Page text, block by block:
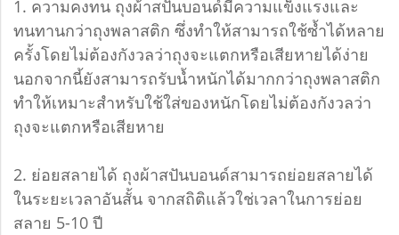
1. ความคงทน ถุงผ้าสปันบอนด์มีความแข็งแรงและ
ทนทานกว่าถุงพลาสติก ซึ่งทำให้สามารถใช้ซ้ำได้หลาย
ครั้งโดยไม่ต้องกังวลว่าถุงจะแตกหรือเสียหายได้ง่าย
นอกจากนี้ยังสามารถรับน้ำหนักได้มากกว่าถุงพลาสติก
ทำให้เหมาะสำหรับใช้ใส่ของหนักโดยไม่ต้องกังวลว่า
ถุงจะแตกหรือเสียหาย
2. ย่อยสลายได้ ถุงผ้าสปันบอนด์สามารถย่อยสลายได้
ในระยะเวลาอันสั้น จากสถิติแล้วใช่เวลาในการย่อย
สลาย 5-10 ปี